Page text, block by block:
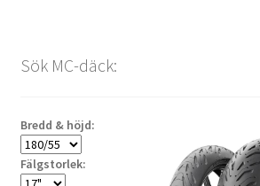
Sök MC-däck:
Bredd & höjd:
Fälgstorlek: